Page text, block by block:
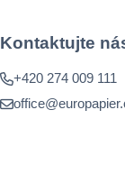
Kontaktujte
+420 274 009 111